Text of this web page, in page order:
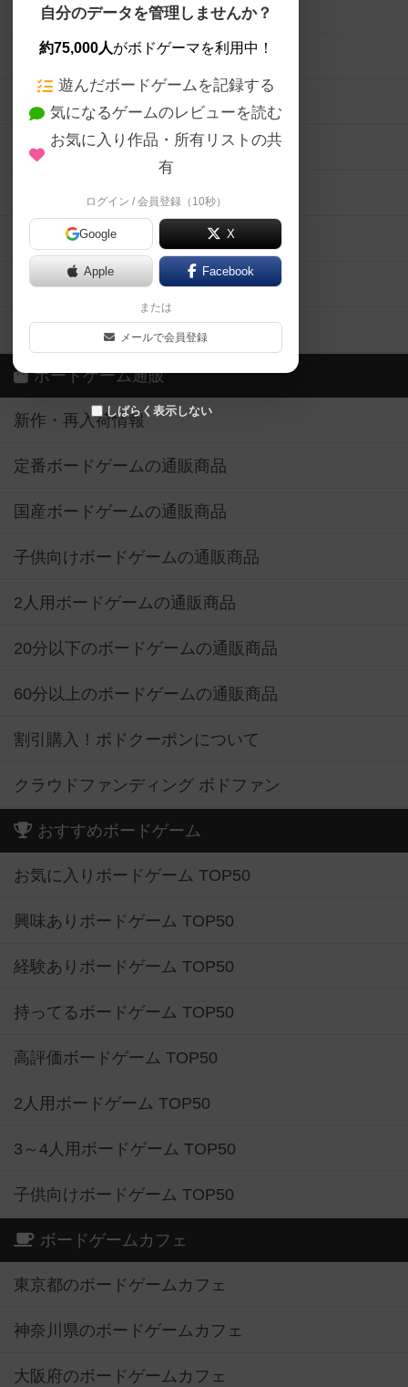
自分のデータを管理しませんか？
約75,000人がボドゲーマを利用中！
遊んだボードゲームを記録する
気になるゲームのレビューを読む
お気に入り作品・所有リストの共
有
ログイン / 会員登録（10秒）
Google X
Apple Facebook
または
メールで会員登録
しばらく表示しない
ボードゲームを検索する
ボードゲームの新着レビュー
ボードゲーム会情報
メカニクス特集
掲示板・トピックス
ボドとも・会員一覧
ボードゲーム業界コラム
ボドゲーマご利用案内
ボードゲーム通販
新作・再入荷情報
定番ボードゲームの通販商品
国産ボードゲームの通販商品
子供向けボードゲームの通販商品
2人用ボードゲームの通販商品
20分以下のボードゲームの通販商品
60分以上のボードゲームの通販商品
割引購入！ボドクーポンについて
クラウドファンディング ボドファン
おすすめボードゲーム
お気に入りボードゲーム TOP50
興味ありボードゲーム TOP50
経験ありボードゲーム TOP50
持ってるボードゲーム TOP50
高評価ボードゲーム TOP50
2人用ボードゲーム TOP50
3～4人用ボードゲーム TOP50
子供向けボードゲーム TOP50
ボードゲームカフェ
東京都のボードゲームカフェ
神奈川県のボードゲームカフェ
大阪府のボードゲームカフェ